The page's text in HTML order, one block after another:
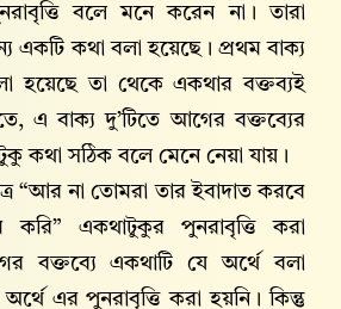
বলে মনে করেন না। তারা
একটি কথা বলা হয়েছে। প্রথম বাক্য
হয়েছে তা থেকে একথার বক্তব্যই
এ বাক্য দু’টিতে আগের বক্তব্যের
কথা সঠিক বলে মেনে নেয়া যায়।
“আর না তোমরা তার ইবাদাত করবে
করি” একথাটুকুর পুনরাবৃত্তি করা
বক্তব্যে একথাটি যে অর্থে বলা
এর পুনরাবৃত্তি করা হয়নি। কিন্তু